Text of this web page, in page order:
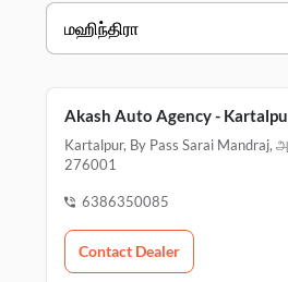
ஆழமான
ஆழமான
Akash Auto Agency -
Kartalpur, By Pass Sarai Mandraj,
276001
6386350085
Contact Dealer